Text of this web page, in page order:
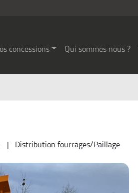
concessions Qui sommes nous ?
Distribution fourrages/Paillage